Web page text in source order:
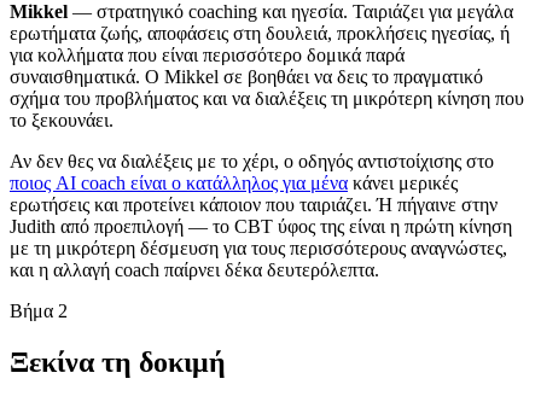
Mikkel — στρατηγικό coaching και ηγεσία. Ταιριάζει για μεγάλα
ερωτήματα ζωής, αποφάσεις στη δουλειά, προκλήσεις ηγεσίας, ή
για κολλήματα που είναι περισσότερο δομικά παρά
συναισθηματικά. Ο Mikkel σε βοηθάει να δεις το πραγματικό
σχήμα του προβλήματος και να διαλέξεις τη μικρότερη κίνηση που
το ξεκουνάει.
Αν δεν θες να διαλέξεις με το χέρι, ο οδηγός αντιστοίχισης στο
ποιος AI coach είναι ο κατάλληλος για μένα κάνει μερικές
ερωτήσεις και προτείνει κάποιον που ταιριάζει. Ή πήγαινε στην
Judith από προεπιλογή — το CBT ύφος της είναι η πρώτη κίνηση
με τη μικρότερη δέσμευση για τους περισσότερους αναγνώστες,
και η αλλαγή coach παίρνει δέκα δευτερόλεπτα.
Βήμα 2
Ξεκίνα τη δοκιμή